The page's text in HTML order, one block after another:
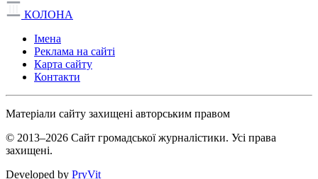
КОЛОНА
Імена
Реклама на сайті
Карта сайту
Контакти
Матеріали сайту захищені авторським правом
© 2013–2026 Сайт громадської журналістики. Усі права
захищені.
Developed by PryVit